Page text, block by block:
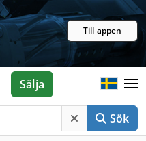
Till appen
Sök
Sälja